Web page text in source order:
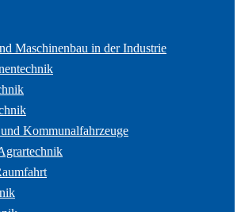
Maschinenbau in der Industrie
Kommunalfahrzeuge